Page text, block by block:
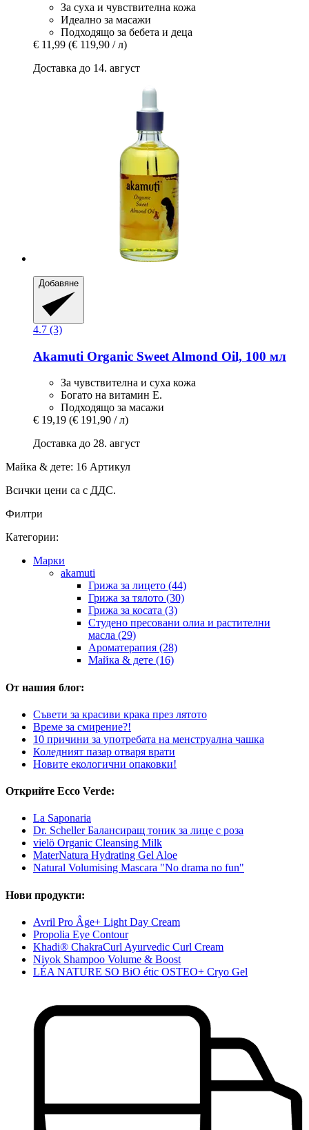
За суха и чувствителна кожа
Идеално за масажи
Подходящо за бебета и деца
€ 11,99 (€ 119,90 / л)
Доставка до 14. август
Добавяне
4.7 (3)
Akamuti Organic Sweet Almond Oil, 100 мл
За чувствителна и суха кожа
Богато на витамин Е.
Подходящо за масажи
€ 19,19 (€ 191,90 / л)
Доставка до 28. август
Майка & дете: 16 Артикул
Всички цени са с ДДС.
Филтри
Категории:
Марки
akamuti
Грижа за лицето (44)
Грижа за тялото (30)
Грижа за косата (3)
Студено пресовани олиа и растителни
масла (29)
Ароматерапия (28)
Майка & дете (16)
От нашия блог:
Съвети за красиви крака през лятото
Време за смирение?!
10 причини за употребата на менструална чашка
Коледният пазар отваря врати
Новите екологични опаковки!
Открийте Ecco Verde:
La Saponaria
Dr. Scheller Балансиращ тоник за лице с роза
vielö Organic Cleansing Milk
MaterNatura Hydrating Gel Aloe
Natural Volumising Mascara "No drama no fun"
Нови продукти:
Avril Pro Âge+ Light Day Cream
Propolia Eye Contour
Khadi® ChakraCurl Ayurvedic Curl Cream
Niyok Shampoo Volume & Boost
LÉA NATURE SO BiO étic OSTEO+ Cryo Gel